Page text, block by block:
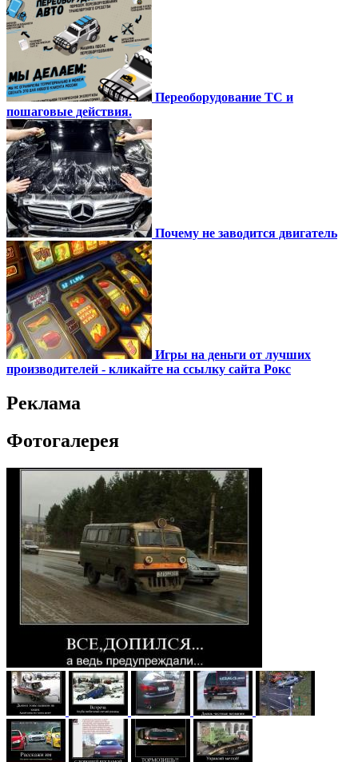
Переоборудование ТС и
пошаговые действия.
Почему не заводится двигатель
Игры на деньги от лучших
производителей - кликайте на ссылку сайта Рокс
Реклама
Фотогалерея